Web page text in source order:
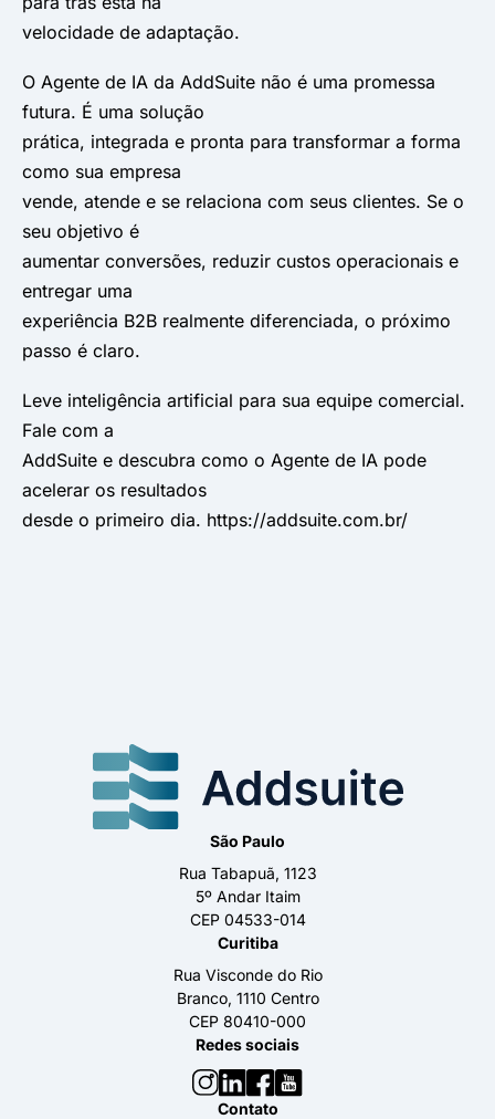
velocidade de adaptação.
O Agente de IA da AddSuite não é uma promessa
futura. É uma solução
prática, integrada e pronta para transformar a forma
como sua empresa
vende, atende e se relaciona com seus clientes. Se o
seu objetivo é
aumentar conversões, reduzir custos operacionais e
entregar uma
experiência B2B realmente diferenciada, o próximo
passo é claro.
Leve inteligência artificial para sua equipe comercial.
Fale com a
AddSuite e descubra como o Agente de IA pode
acelerar os resultados
desde o primeiro dia. https://addsuite.com.br/
São Paulo
Rua Tabapuã, 1123
5º Andar Itaim
CEP 04533-014
Curitiba
Rua Visconde do Rio
Branco, 1110 Centro
CEP 80410-000
Redes sociais
Contato